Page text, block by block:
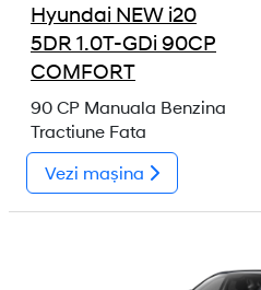
Hyundai NEW i20
5DR 1.0T-GDi 90CP
COMFORT
90 CP Manuala Benzina
Tractiune Fata
Vezi mașina